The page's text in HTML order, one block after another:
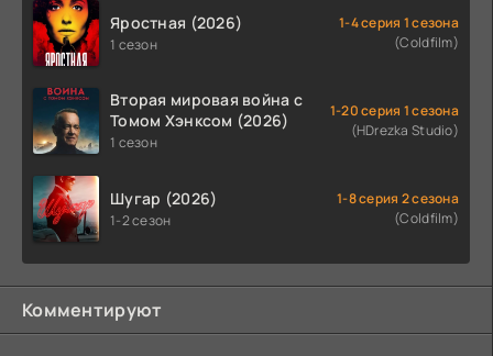
Яростная (2026)
1 сезон
1-4 серия 1 сезона
(Coldfilm)
Вторая мировая война с
Томом Хэнксом (2026)
1 сезон
1-20 серия 1 сезона
(HDrezka Studio)
Шугар (2026)
1-2 сезон
1-8 серия 2 сезона
(Coldfilm)
Комментируют